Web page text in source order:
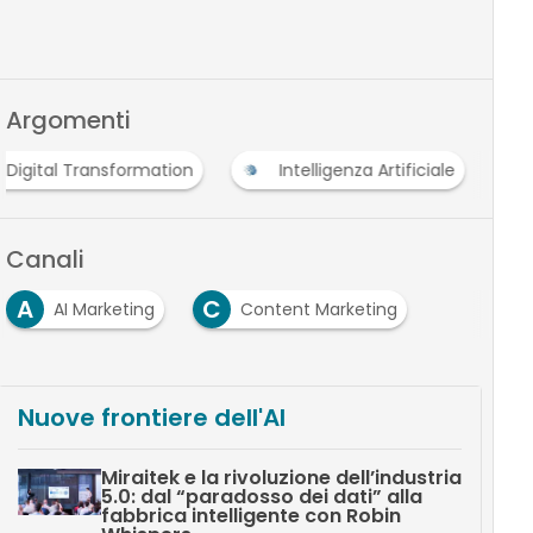
Argomenti
Digital Transformation Intelligenza Artificiale
Canali
A
AI Marketing C Content Marketing
Nuove frontiere dell'AI
Miraitek e la rivoluzione dell’industria
5.0: dal “paradosso dei dati” alla
fabbrica intelligente con Robin